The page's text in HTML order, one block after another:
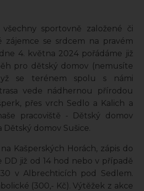
sportovně založené či
zájemce se srdcem na pravém
4. května 2024 pořádáme již
pro dětský domov (nemusíte
se terénem spolu s námi
vede nádhernou přírodou
přes vrch Sedlo a Kalich a
pracoviště - Dětský domov
Dětský domov Sušice.
Kašperských Horách, zápis do
DD již od 14 hod nebo v případě
v Albrechticích pod Sedlem.
(300,- Kč). Výtěžek z akce